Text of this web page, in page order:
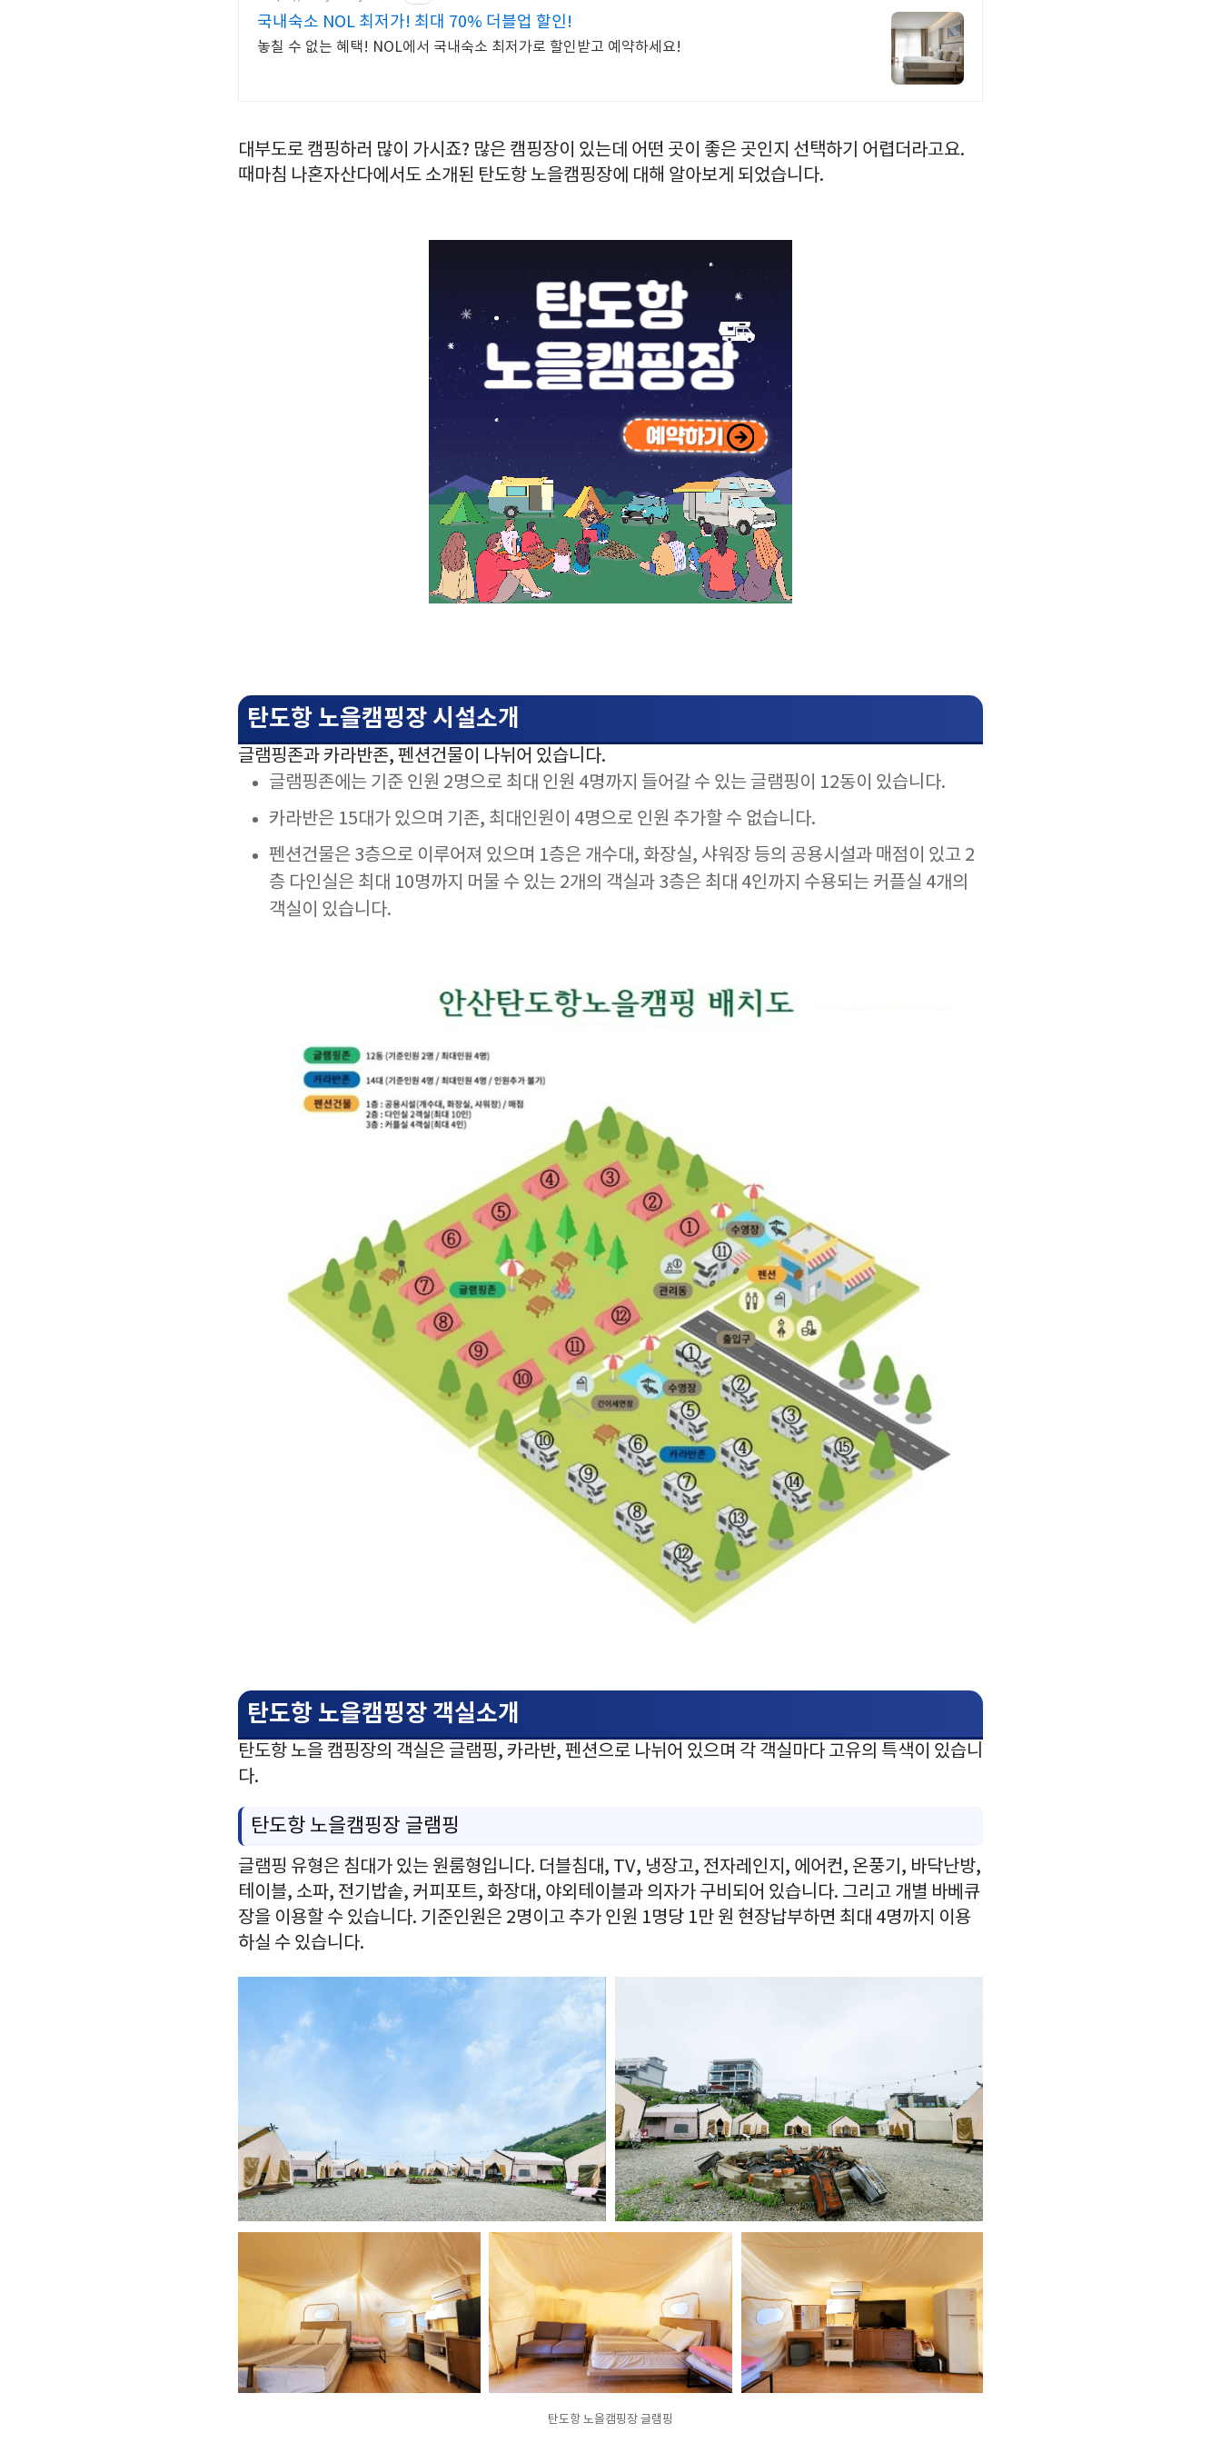
국내숙소 NOL 최저가! 최대 70% 더블업 할인!
놓칠 수 없는 혜택! NOL에서 국내숙소 최저가로 할인받고 예약하세요!
대부도로 캠핑하러 많이 가시죠? 많은 캠핑장이 있는데 어떤 곳이 좋은 곳인지 선택하기 어렵더라고요.
때마침 나혼자산다에서도 소개된 탄도항 노을캠핑장에 대해 알아보게 되었습니다.
탄도항 노을캠핑장 시설소개
글램핑존과 카라반존, 펜션건물이 나뉘어 있습니다.
글램핑존에는 기준 인원 2명으로 최대 인원 4명까지 들어갈 수 있는 글램핑이 12동이 있습니다.
카라반은 15대가 있으며 기존, 최대인원이 4명으로 인원 추가할 수 없습니다.
펜션건물은 3층으로 이루어져 있으며 1층은 개수대, 화장실, 샤워장 등의 공용시설과 매점이 있고 2
층 다인실은 최대 10명까지 머물 수 있는 2개의 객실과 3층은 최대 4인까지 수용되는 커플실 4개의
객실이 있습니다.
탄도항 노을캠핑장 객실소개
탄도항 노을 캠핑장의 객실은 글램핑, 카라반, 펜션으로 나뉘어 있으며 각 객실마다 고유의 특색이 있습니
다.
탄도항 노을캠핑장 글램핑
글램핑 유형은 침대가 있는 원룸형입니다. 더블침대, TV, 냉장고, 전자레인지, 에어컨, 온풍기, 바닥난방,
테이블, 소파, 전기밥솥, 커피포트, 화장대, 야외테이블과 의자가 구비되어 있습니다. 그리고 개별 바베큐
장을 이용할 수 있습니다. 기준인원은 2명이고 추가 인원 1명당 1만 원 현장납부하면 최대 4명까지 이용
하실 수 있습니다.
탄도항 노을캠핑장 글램핑